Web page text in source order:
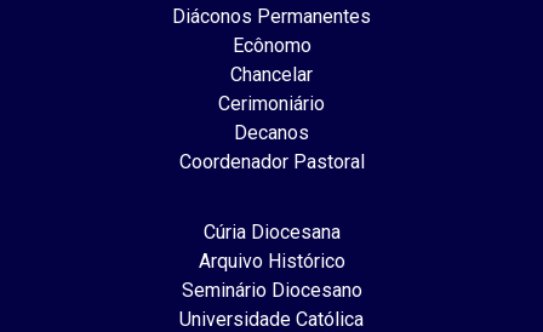
Diáconos Permanentes
Ecônomo
Chancelar
Cerimoniário
Decanos
Coordenador Pastoral
Cúria Diocesana
Arquivo Histórico
Seminário Diocesano
Universidade Católica